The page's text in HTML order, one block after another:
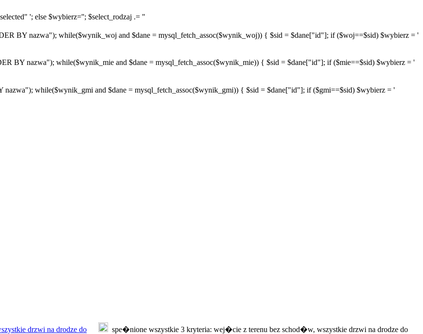
'; else $wybierz=''; $select_rodzaj .= "
BY nazwa"); while($wynik_woj and $dane = mysql_fetch_assoc($wynik_woj)) { $sid = $dane["id"]; if ($woj==$sid) $wybierz = '
BY nazwa"); while($wynik_mie and $dane = mysql_fetch_assoc($wynik_mie)) { $sid = $dane["id"]; if ($mie==$sid) $wybierz = '
while($wynik_gmi and $dane = mysql_fetch_assoc($wynik_gmi)) { $sid = $dane["id"]; if ($gmi==$sid) $wybierz = '
drzwi na drodze do
spe�nione wszystkie 3 kryteria: wej�cie z terenu bez schod�w, wszystkie drzwi na drodze do